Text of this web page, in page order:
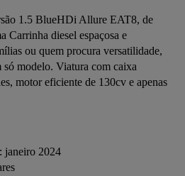
1.5 BlueHDi Allure EAT8, de
Carrinha diesel espaçosa e
ou quem procura versatilidade,
modelo. Viatura com caixa
motor eficiente de 130cv e apenas
janeiro 2024